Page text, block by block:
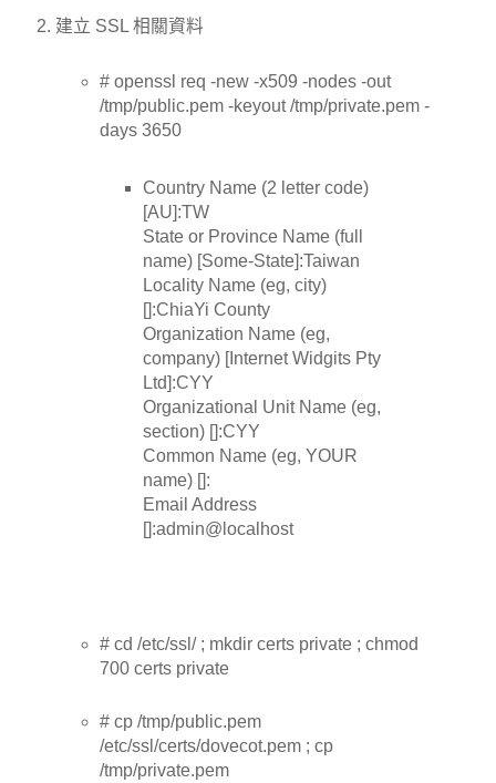
建立 SSL 相關資料
# openssl req -new -x509 -nodes -out
/tmp/public.pem -keyout /tmp/private.pem -
days 3650
Country Name (2 letter code)
[AU]:TW
State or Province Name (full
name) [Some-State]:Taiwan
Locality Name (eg, city)
[]:ChiaYi County
Organization Name (eg,
company) [Internet Widgits Pty
Ltd]:CYY
Organizational Unit Name (eg,
section) []:CYY
Common Name (eg, YOUR
name) []:
Email Address
[]:admin@localhost
# cd /etc/ssl/ ; mkdir certs private ; chmod
700 certs private
# cp /tmp/public.pem
/etc/ssl/certs/dovecot.pem ; cp
/tmp/private.pem